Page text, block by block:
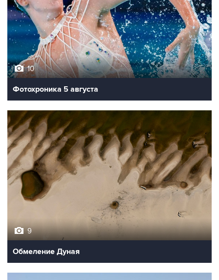
10
Фотохроника 5 августа
9
Обмеление Дуная